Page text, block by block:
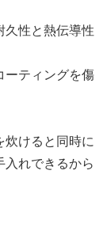
久性と熱伝導性
ーティングを傷
炊けると同時に
れできるから